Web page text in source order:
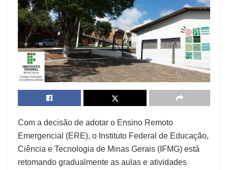
Com a decisão de adotar o Ensino Remoto
Emergencial (ERE), o Instituto Federal de Educação,
Ciência e Tecnologia de Minas Gerais (IFMG) está
retomando gradualmente as aulas e atividades